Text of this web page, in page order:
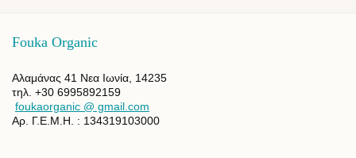
Fouka Organic
Αλαμάνας 41 Νεα Ιωνία, 14235
τηλ. +30 6995892159
foukaorganic @ gmail.com
Αρ. Γ.Ε.Μ.Η. : 134319103000